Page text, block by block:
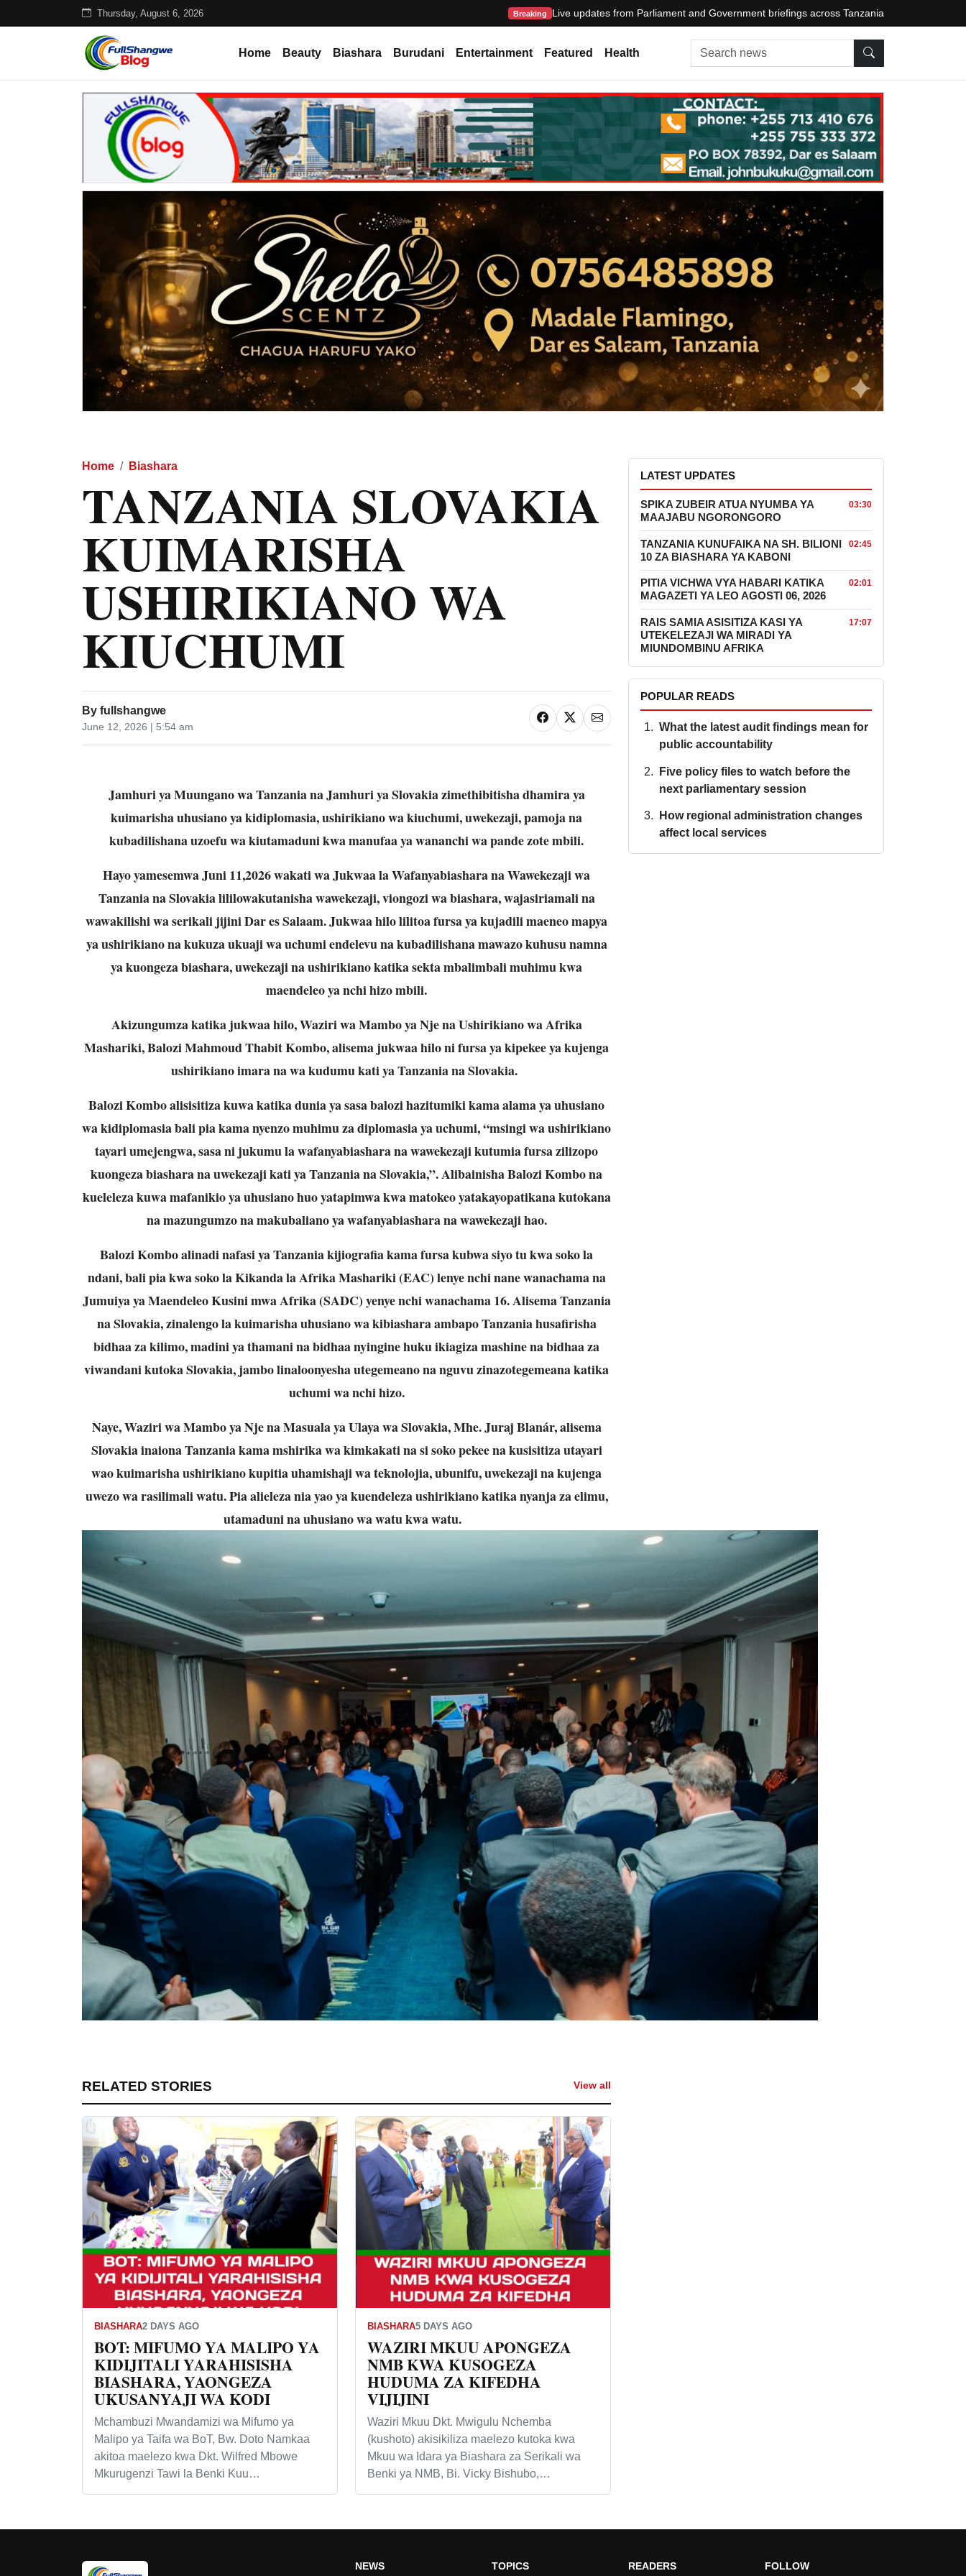
Thursday, August 6, 2026 Breaking Live updates from Parliament and Government briefings across Tanzania
Home Beauty Biashara Burudani Entertainment Featured Health Search news
Home Biashara
TANZANIA SLOVAKIA
KUIMARISHA
USHIRIKIANO WA
KIUCHUMI
By fullshangwe
June 12, 2026 | 5:54 am
Jamhuri ya Muungano wa Tanzania na Jamhuri ya Slovakia zimethibitisha dhamira ya
kuimarisha uhusiano ya kidiplomasia, ushirikiano wa kiuchumi, uwekezaji, pamoja na
kubadilishana uzoefu wa kiutamaduni kwa manufaa ya wananchi wa pande zote mbili.
Hayo yamesemwa Juni 11,2026 wakati wa Jukwaa la Wafanyabiashara na Wawekezaji wa
Tanzania na Slovakia lililowakutanisha wawekezaji, viongozi wa biashara, wajasiriamali na
wawakilishi wa serikali jijini Dar es Salaam. Jukwaa hilo lilitoa fursa ya kujadili maeneo mapya
ya ushirikiano na kukuza ukuaji wa uchumi endelevu na kubadilishana mawazo kuhusu namna
ya kuongeza biashara, uwekezaji na ushirikiano katika sekta mbalimbali muhimu kwa
maendeleo ya nchi hizo mbili.
Akizungumza katika jukwaa hilo, Waziri wa Mambo ya Nje na Ushirikiano wa Afrika
Mashariki, Balozi Mahmoud Thabit Kombo, alisema jukwaa hilo ni fursa ya kipekee ya kujenga
ushirikiano imara na wa kudumu kati ya Tanzania na Slovakia.
Balozi Kombo alisisitiza kuwa katika dunia ya sasa balozi hazitumiki kama alama ya uhusiano
wa kidiplomasia bali pia kama nyenzo muhimu za diplomasia ya uchumi, “msingi wa ushirikiano
tayari umejengwa, sasa ni jukumu la wafanyabiashara na wawekezaji kutumia fursa zilizopo
kuongeza biashara na uwekezaji kati ya Tanzania na Slovakia,”. Alibainisha Balozi Kombo na
kueleleza kuwa mafanikio ya uhusiano huo yatapimwa kwa matokeo yatakayopatikana kutokana
na mazungumzo na makubaliano ya wafanyabiashara na wawekezaji hao.
Balozi Kombo alinadi nafasi ya Tanzania kijiografia kama fursa kubwa siyo tu kwa soko la
ndani, bali pia kwa soko la Kikanda la Afrika Mashariki (EAC) lenye nchi nane wanachama na
Jumuiya ya Maendeleo Kusini mwa Afrika (SADC) yenye nchi wanachama 16. Alisema Tanzania
na Slovakia, zinalengo la kuimarisha uhusiano wa kibiashara ambapo Tanzania husafirisha
bidhaa za kilimo, madini ya thamani na bidhaa nyingine huku ikiagiza mashine na bidhaa za
viwandani kutoka Slovakia, jambo linaloonyesha utegemeano na nguvu zinazotegemeana katika
uchumi wa nchi hizo.
Naye, Waziri wa Mambo ya Nje na Masuala ya Ulaya wa Slovakia, Mhe. Juraj Blanár, alisema
Slovakia inaiona Tanzania kama mshirika wa kimkakati na si soko pekee na kusisitiza utayari
wao kuimarisha ushirikiano kupitia uhamishaji wa teknolojia, ubunifu, uwekezaji na kujenga
uwezo wa rasilimali watu. Pia alieleza nia yao ya kuendeleza ushirikiano katika nyanja za elimu,
utamaduni na uhusiano wa watu kwa watu.
RELATED STORIES View all
BIASHARA2 DAYS AGO
BOT: MIFUMO YA MALIPO YA
KIDIJITALI YARAHISISHA
BIASHARA, YAONGEZA
UKUSANYAJI WA KODI
Mchambuzi Mwandamizi wa Mifumo ya
Malipo ya Taifa wa BoT, Bw. Doto Namkaa
akitoa maelezo kwa Dkt. Wilfred Mbowe
Mkurugenzi Tawi la Benki Kuu…
BIASHARA5 DAYS AGO
WAZIRI MKUU APONGEZA
NMB KWA KUSOGEZA
HUDUMA ZA KIFEDHA
VIJIJINI
Waziri Mkuu Dkt. Mwigulu Nchemba
(kushoto) akisikiliza maelezo kutoka kwa
Mkuu wa Idara ya Biashara za Serikali wa
Benki ya NMB, Bi. Vicky Bishubo,…
LATEST UPDATES
SPIKA ZUBEIR ATUA NYUMBA YA
MAAJABU NGORONGORO
03:30
TANZANIA KUNUFAIKA NA SH. BILIONI
10 ZA BIASHARA YA KABONI
02:45
PITIA VICHWA VYA HABARI KATIKA
MAGAZETI YA LEO AGOSTI 06, 2026
02:01
RAIS SAMIA ASISITIZA KASI YA
UTEKELEZAJI WA MIRADI YA
MIUNDOMBINU AFRIKA
17:07
POPULAR READS
What the latest audit findings mean for
public accountability
Five policy files to watch before the
next parliamentary session
How regional administration changes
affect local services
NEWS TOPICS READERS FOLLOW